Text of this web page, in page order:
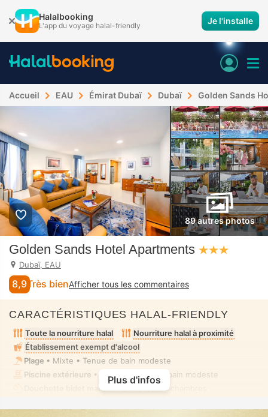
Halalbooking
L'app du voyage halal-friendly Je l'installe
Accueil EAU Émirat Dubaï Dubaï Golden Sands
89 autres photos
Golden Sands Hotel Apartments
Dubaï, EAU
8,9 Très bienAfficher tous les commentaires
CARACTÉRISTIQUES HALAL-FRIENDLY
Toute la nourriture halal
Nourriture halal à proximité
Établissement exempt d'alcool
Plage • Mixte • Tenue de bain modeste
Piscine extérieure • Mixte • Tenue de bain modeste
Douchette bidet manuel
• Dans toutes chambres
Plus d'infos